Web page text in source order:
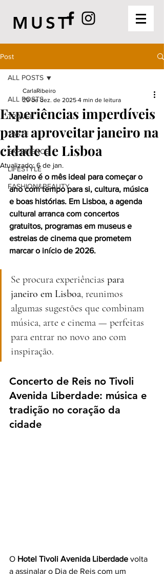
MUST
Post
ALL POSTS
TRAVEL
TASTE
EXPERIENCE
LIFESTYLE
FASHION&BEAUTY
ALL POSTS
Experiências imperdíveis
para aproveitar janeiro na
cidade de Lisboa
CarlaRibeiro
29 de dez. de 2025 4 min de leitura
Atualizado:6 de jan.
Janeiro é o mês ideal para começar o
ano com tempo para si, cultura, música
e boas histórias. Em Lisboa, a agenda
cultural arranca com concertos
gratuitos, programas em museus e
estreias de cinema que prometem
marcar o início de 2026.
Se procura experiências para
janeiro em Lisboa, reunimos
algumas sugestões que combinam
música, arte e cinema — perfeitas
para entrar no novo ano com
inspiração.
Concerto de Reis no Tivoli
Avenida Liberdade: música e
tradição no coração da
cidade
O Hotel Tivoli Avenida Liberdade volta
a assinalar o Dia de Reis com um